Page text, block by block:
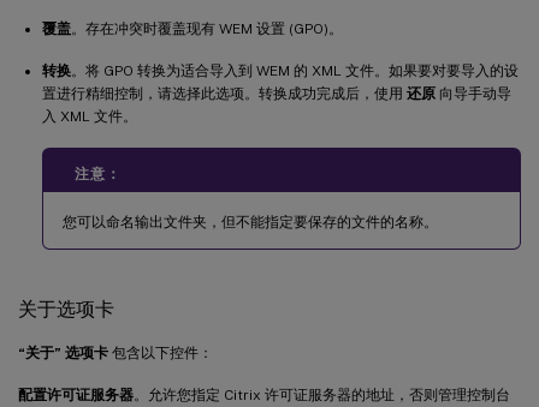
覆盖。存在冲突时覆盖现有 WEM 设置 (GPO)。
转换。将 GPO 转换为适合导入到 WEM 的 XML 文件。如果要对要导入的设
置进行精细控制，请选择此选项。转换成功完成后，使用 还原 向导手动导
入 XML 文件。
注意：
您可以命名输出文件夹，但不能指定要保存的文件的名称。
关于选项卡
“关于” 选项卡 包含以下控件：
配置许可证服务器。允许您指定 Citrix 许可证服务器的地址，否则管理控制台